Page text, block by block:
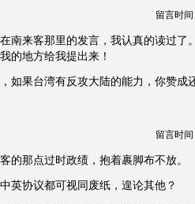
留言时间
南来客那里的发言，我认真的读过了
的地方给我提出来！
如果台湾有反攻大陆的能力，你赞成
留言时间
的那点过时政绩，抱着裹脚布不放。
英协议都可视同废纸，遑论其他？